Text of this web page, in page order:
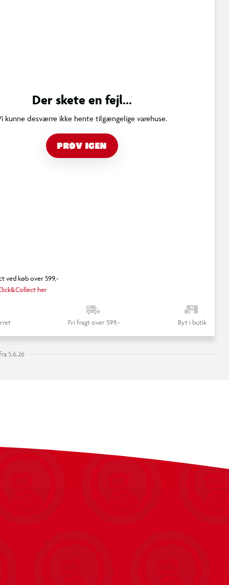
Der skete en fejl...
kunne desværre ikke hente tilgængelige varehuse.
PRØV IGEN
ved køb over 599,-
her
Fri fragt over 599,- Byt i butik
5.6.26